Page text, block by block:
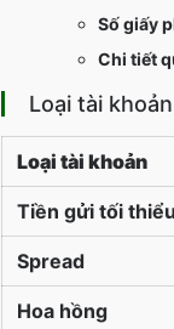
Số giấy
Chi tiết
Loại tài khoản
Loại tài khoản
Tiền gửi tối thiểu
Spread
Hoa hồng